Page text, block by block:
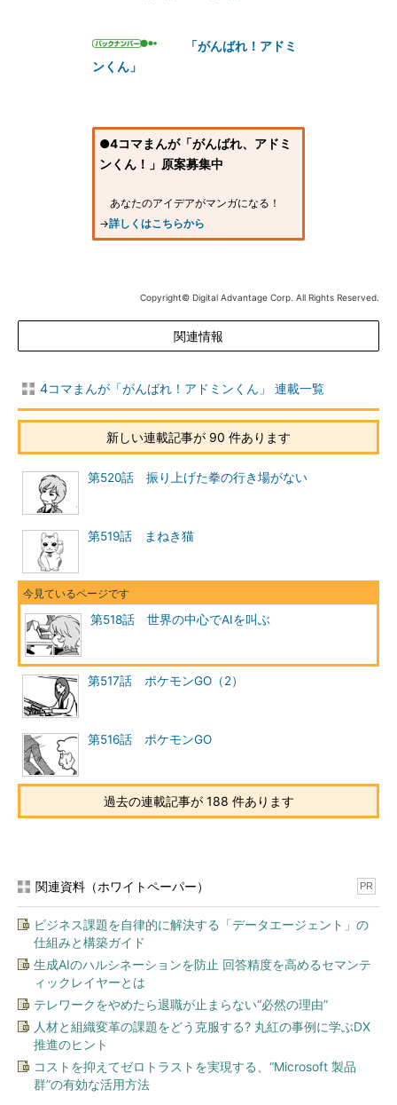
「がんばれ！アドミ
ンくん」
●4コマまんが「がんばれ、アドミ
ンくん！」原案募集中
あなたのアイデアがマンガになる！
→詳しくはこちらから
Copyright© Digital Advantage Corp. All Rights Reserved.
関連情報
4コマまんが「がんばれ！アドミンくん」 連載一覧
新しい連載記事が 90 件あります
第520話 振り上げた拳の行き場がない
第519話 まねき猫
第518話 世界の中心でAIを叫ぶ
第517話 ポケモンGO（2）
第516話 ポケモンGO
過去の連載記事が 188 件あります
関連資料（ホワイトペーパー） PR
ビジネス課題を自律的に解決する「データエージェント」の
仕組みと構築ガイド
生成AIのハルシネーションを防止 回答精度を高めるセマンテ
ィックレイヤーとは
テレワークをやめたら退職が止まらない“必然の理由”
人材と組織変革の課題をどう克服する? 丸紅の事例に学ぶDX
推進のヒント
コストを抑えてゼロトラストを実現する、“Microsoft 製品
群”の有効な活用方法